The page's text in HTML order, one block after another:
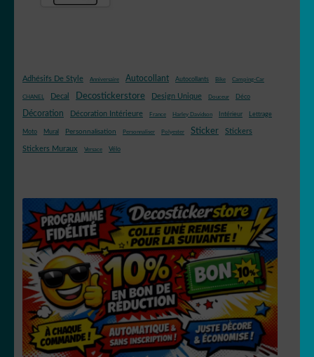
Adhésifs De Style Anniversaire Autocollant Autocollants Bike Camping-Car
CHANEL Decal Decostickerstore Design Unique Douceur Déco
Décoration Décoration Intérieure France Harley Davidson Intérieur Lettrage
Moto Mural Personnalisation Personnaliser Polyester Sticker Stickers
Stickers Muraux Versace Vélo